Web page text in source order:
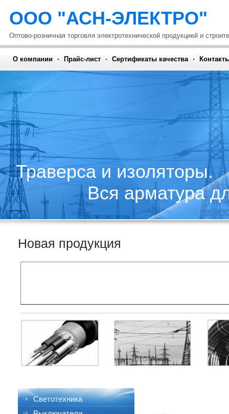
ООО "АСН-ЭЛЕКТРО"
Оптово-розничная торговля электротехнической продукцией и
Траверса и изоляторы.
Вся арматура
О компании Прайс-лист Сертификаты качества
Новая продукция
Светотехника